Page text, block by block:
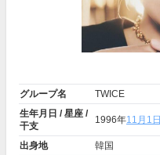
グループ名
TWICE
生年月日 / 星座 /
干支
1996年11月1日
出身地 韓国